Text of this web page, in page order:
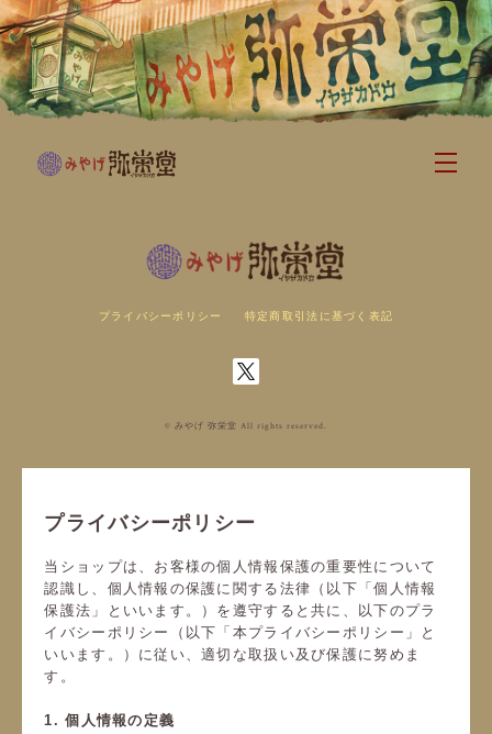
プライバシーポリシー 特定商取引法に基づく表記
© みやげ 弥栄堂 All rights reserved.
プライバシーポリシー
当ショップは、お客様の個人情報保護の重要性について
認識し、個人情報の保護に関する法律（以下「個人情報
保護法」といいます。）を遵守すると共に、以下のプラ
イバシーポリシー（以下「本プライバシーポリシー」と
いいます。）に従い、適切な取扱い及び保護に努めま
す。
1. 個人情報の定義